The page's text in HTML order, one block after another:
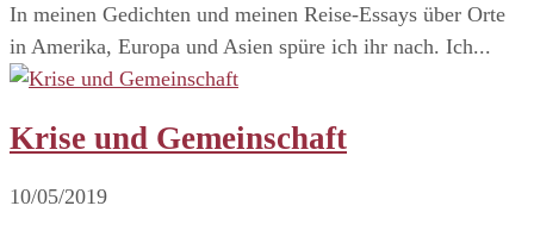
In meinen Gedichten und meinen Reise-Essays über Orte
in Amerika, Europa und Asien spüre ich ihr nach. Ich...
Krise und Gemeinschaft
10/05/2019